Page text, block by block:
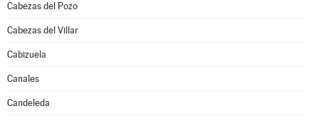
Cabezas del Pozo
Cabezas del Villar
Cabizuela
Canales
Candeleda